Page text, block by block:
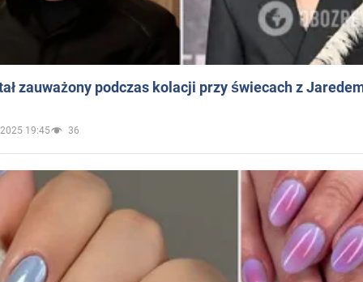
zauważony podczas kolacji przy świecach z
19:45 36